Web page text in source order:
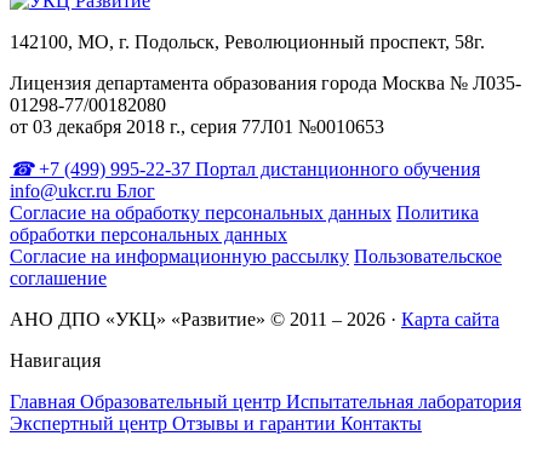
142100, МО, г. Подольск, Революционный проспект, 58г.
Лицензия департамента образования города Москва № Л035-
01298-77/00182080
от 03 декабря 2018 г., серия 77Л01 №0010653
+7 (499) 995-22-37 Портал дистанционного обучения
info@ukcr.ru Блог
Согласие на обработку персональных данных Политика
обработки персональных данных
Согласие на информационную рассылку Пользовательское
соглашение
АНО ДПО «УКЦ» «Развитие» © 2011 – 2026 · Карта сайта
Навигация
Главная Образовательный центр Испытательная лаборатория
Экспертный центр Отзывы и гарантии Контакты